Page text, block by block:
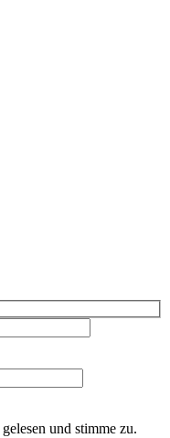
gelesen und stimme zu.